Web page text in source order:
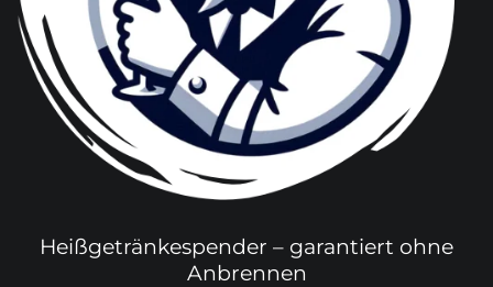
Heißgetränkespender – garantiert ohne
Anbrennen